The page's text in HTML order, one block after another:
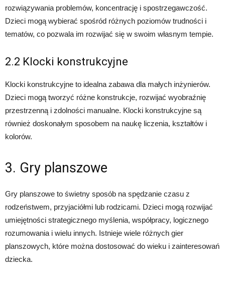
rozwiązywania problemów, koncentrację i spostrzegawczość.
Dzieci mogą wybierać spośród różnych poziomów trudności i
tematów, co pozwala im rozwijać się w swoim własnym tempie.
2.2 Klocki konstrukcyjne
Klocki konstrukcyjne to idealna zabawa dla małych inżynierów.
Dzieci mogą tworzyć różne konstrukcje, rozwijać wyobraźnię
przestrzenną i zdolności manualne. Klocki konstrukcyjne są
również doskonałym sposobem na naukę liczenia, kształtów i
kolorów.
3. Gry planszowe
Gry planszowe to świetny sposób na spędzanie czasu z
rodzeństwem, przyjaciółmi lub rodzicami. Dzieci mogą rozwijać
umiejętności strategicznego myślenia, współpracy, logicznego
rozumowania i wielu innych. Istnieje wiele różnych gier
planszowych, które można dostosować do wieku i zainteresowań
dziecka.